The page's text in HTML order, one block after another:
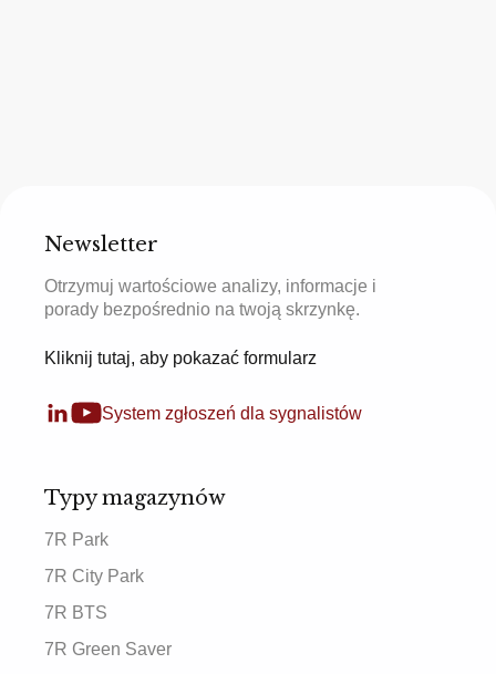
Newsletter
Otrzymuj wartościowe analizy, informacje i
porady bezpośrednio na twoją skrzynkę.
Kliknij tutaj, aby pokazać formularz
System zgłoszeń dla sygnalistów
Typy magazynów
7R Park
7R City Park
7R BTS
7R Green Saver